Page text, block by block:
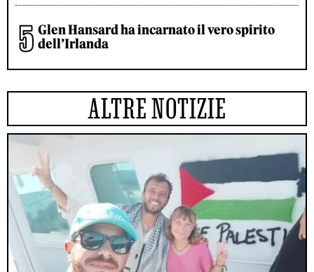
Glen Hansard ha incarnato il vero spirito
dell’Irlanda
ALTRE NOTIZIE